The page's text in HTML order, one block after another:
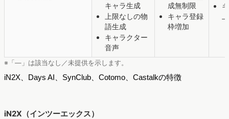
キャラ生成
上限なしの物
語生成
キャラクター
音声
成無制限
キャラ登録
枠増加
※「—」は該当なし／未提供を示します。
iN2X、Days AI、SynClub、Cotomo、Castalkの特徴
iN2X（インツーエックス）